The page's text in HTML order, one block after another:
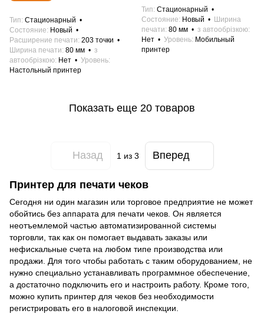
Принтер для печати чеков
Сегодня ни один магазин или торговое предприятие не может
обойтись без аппарата для печати чеков. Он является
неотъемлемой частью автоматизированной системы
торговли, так как он помогает выдавать заказы или
нефискальные счета на любом типе производства или
продажи. Для того чтобы работать с таким оборудованием, не
нужно специально устанавливать программное обеспечение,
а достаточно подключить его и настроить работу. Кроме того,
можно купить принтер для чеков без необходимости
регистрировать его в налоговой инспекции.
Тип Стационарный
Состояние
Новый
Расширение печати 203 точки
Ширина печати 80 мм
з
автообрізкою Нет
Уровень
Настольный принтер
Тип Стационарный
Состояние
Новый
Ширина
печати 80 мм
з автообрізкою
Нет
Уровень Мобильный
принтер
Показать еще 20 товаров
Назад 1 из 3 Вперед